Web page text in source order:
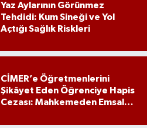
Yaz Aylarının Görünmez
Tehdidi: Kum Sineği ve Yol
Açtığı Sağlık Riskleri
CİMER’e Öğretmenlerini
Şikâyet Eden Öğrenciye Hapis
Cezası: Mahkemeden Emsal